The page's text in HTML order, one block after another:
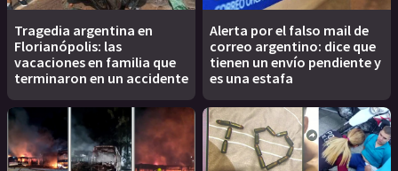
Tragedia argentina en
Florianópolis: las
vacaciones en familia que
terminaron en un accidente
Alerta por el falso mail de
correo argentino: dice que
tienen un envío pendiente y
es una estafa